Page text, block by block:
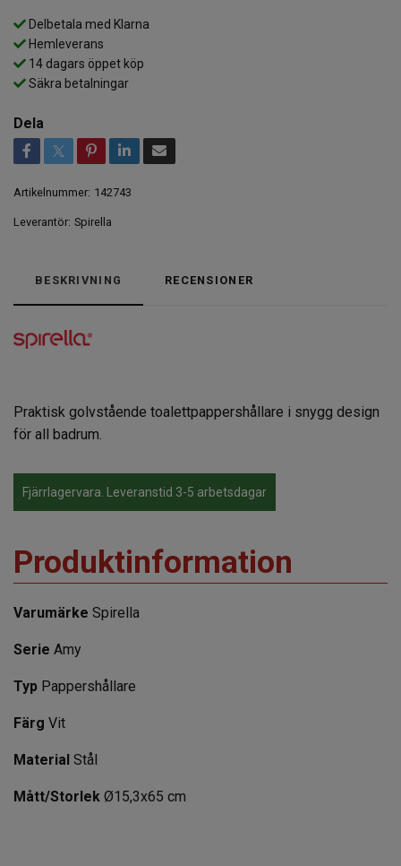
Delbetala med Klarna
Hemleverans
14 dagars öppet köp
Säkra betalningar
Dela
Artikelnummer: 142743
Leverantör: Spirella
BESKRIVNING RECENSIONER
Praktisk golvstående toalettpappershållare i snygg design
för all badrum.
Fjärrlagervara. Leveranstid 3-5 arbetsdagar
Produktinformation
Varumärke Spirella
Serie Amy
Typ Pappershållare
Färg Vit
Material Stål
Mått/Storlek Ø15,3x65 cm